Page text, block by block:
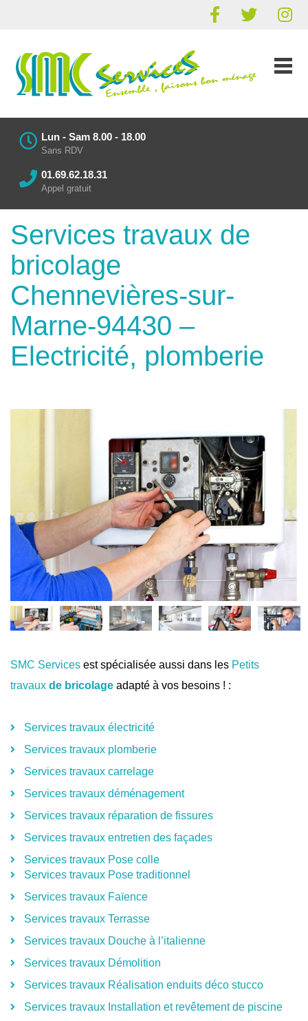
Lun - Sam 8.00 - 18.00
Sans RDV
01.69.62.18.31
Appel gratuit
Services travaux de
bricolage
Chennevières-sur-
Marne-94430 –
Electricité, plomberie
SMC Services est spécialisée aussi dans les Petits
travaux de bricolage adapté à vos besoins ! :
Services travaux électricité
Services travaux plomberie
Services travaux carrelage
Services travaux déménagement
Services travaux réparation de fissures
Services travaux entretien des façades
Services travaux Pose colle
Services travaux Pose traditionnel
Services travaux Faïence
Services travaux Terrasse
Services travaux Douche à l’italienne
Services travaux Démolition
Services travaux Réalisation enduits déco stucco
Services travaux Installation et revêtement de piscine